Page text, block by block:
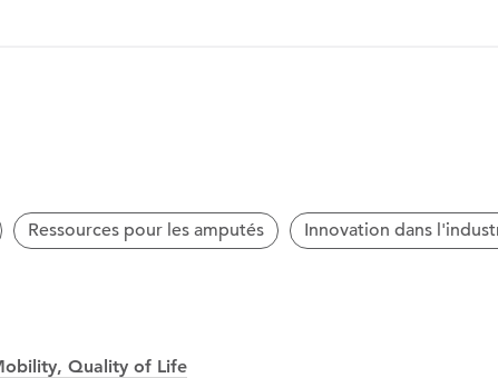
Ressources pour les amputés
Innovation dans
Quality of Life